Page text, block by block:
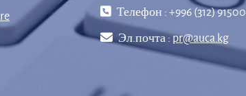
Телефон : +996 (312)
Эл.почта :pr@auca.kg